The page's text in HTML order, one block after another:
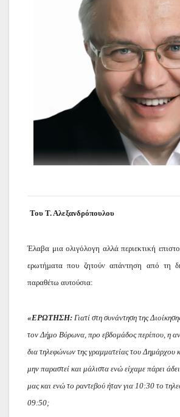
Του Τ. Αλεξανδρόπουλου
Έλαβα μια ολιγόλογη αλλά περιεκτική
ερωτήματα που ζητούν απάντηση από τη
παραθέτω αυτούσια:
«ΕΡΩΤΗΣΗ: Γιατί στη συνάντηση της
τον Δήμο Βύρωνα, προ εβδομάδος περίπου, η
δια τηλεφώνων της γραμματείας του
μην παραστεί και μάλιστα ενώ είχαμε πάρει
μας και ενώ το ραντεβού ήταν για 10:30 το
09:50;